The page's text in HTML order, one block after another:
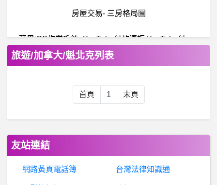
房屋交易- 三房格局圖
蘋
果iOS作業系統- YouTube付款遭拒 YouTube付款遭拒
行
動通訊- Google pixel 5a重新定義“圓”廣告 Google pixel 5a重新定義“圓”廣告
房屋交易- 賣掉還是出租 賣掉還是出租
儲存裝置- 此行動硬碟出廠時即如此分割嗎?
機車 摩托車- RV150 三環錶更換 RV150 三環錶更換
旅遊/加拿大/魁北克列表
首頁 1 末頁
友站連結
網路黃頁電話簿 台灣法律知識通